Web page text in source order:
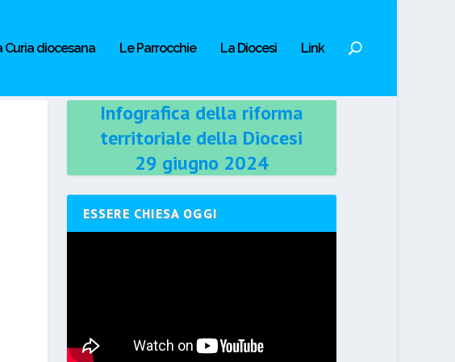
Curia diocesana Le Parrocchie La Diocesi Link
Infografica della riforma
territoriale della Diocesi
29 giugno 2024
ESSERE CHIESA OGGI